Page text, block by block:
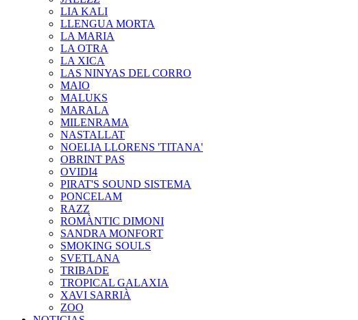
LIA KALI
LLENGUA MORTA
LA MARIA
LA OTRA
LA XICA
LAS NINYAS DEL CORRO
MAIO
MALUKS
MARALA
MILENRAMA
NASTALLAT
NOELIA LLORENS 'TITANA'
OBRINT PAS
OVIDI4
PIRAT'S SOUND SISTEMA
PONCELAM
RAZZ
ROMÀNTIC DIMONI
SANDRA MONFORT
SMOKING SOULS
SVETLANA
TRIBADE
TROPICAL GALAXIA
XAVI SARRIÀ
ZOO